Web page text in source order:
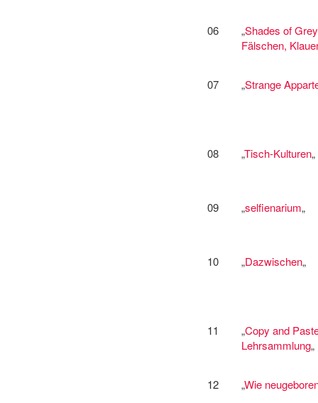
06 „Shades of
Fälschen,
07 „Strange
08 „Tisch-Kulturen„
09 „selfienarium„
10 „Dazwischen„
11 „Copy and
Lehrsammlung„
12 „Wie